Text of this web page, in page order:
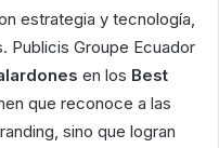
estrategia y tecnología,
Publicis Groupe Ecuador
en los Best
que reconoce a las
sino que logran